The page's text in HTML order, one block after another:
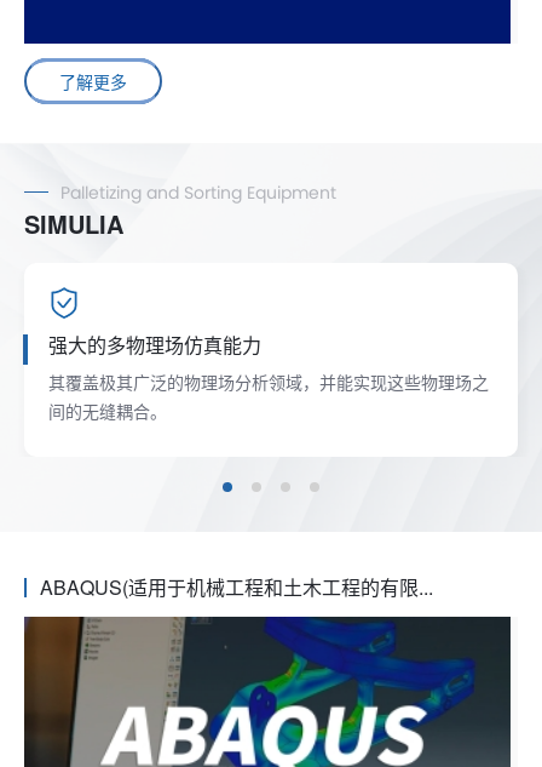
了解更多
Palletizing and Sorting Equipment
SIMULIA
强大的多物理场仿真能力
其覆盖极其广泛的物理场分析领域，并能实现这些物理场之
间的无缝耦合。
ABAQUS(适用于机械工程和土木工程的有限...